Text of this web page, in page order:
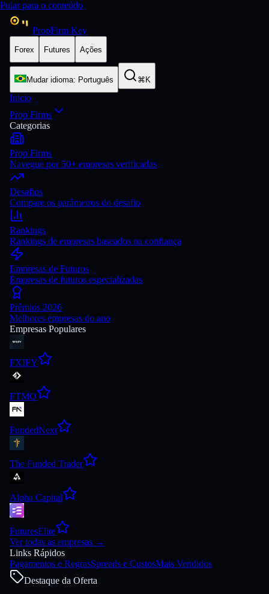
Pular para o conteúdo
PropFirm Key
Forex Futures Ações
Mudar idioma: Português ⌘K
Inicio
Prop Firms
Categorias
Prop Firms
Navegue por 50+ empresas verificadas
Desafios
Compare os parâmetros do desafio
Rankings
Rankings de empresas baseados na confiança
Empresas de Futuros
Empresas de futuros especializadas
Prêmios 2026
Melhores empresas do ano
Empresas Populares
FXIFY
FTMO
FundedNext
The Funded Trader
Alpha Capital
FuturesElite
Ver todas as empresas →
Links Rápidos
Pagamentos e RegrasSpreads e CustosMais Vendidos
Destaque da Oferta